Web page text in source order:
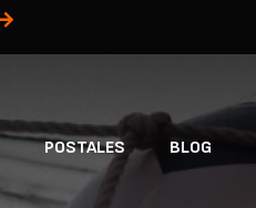
POSTALES BLOG